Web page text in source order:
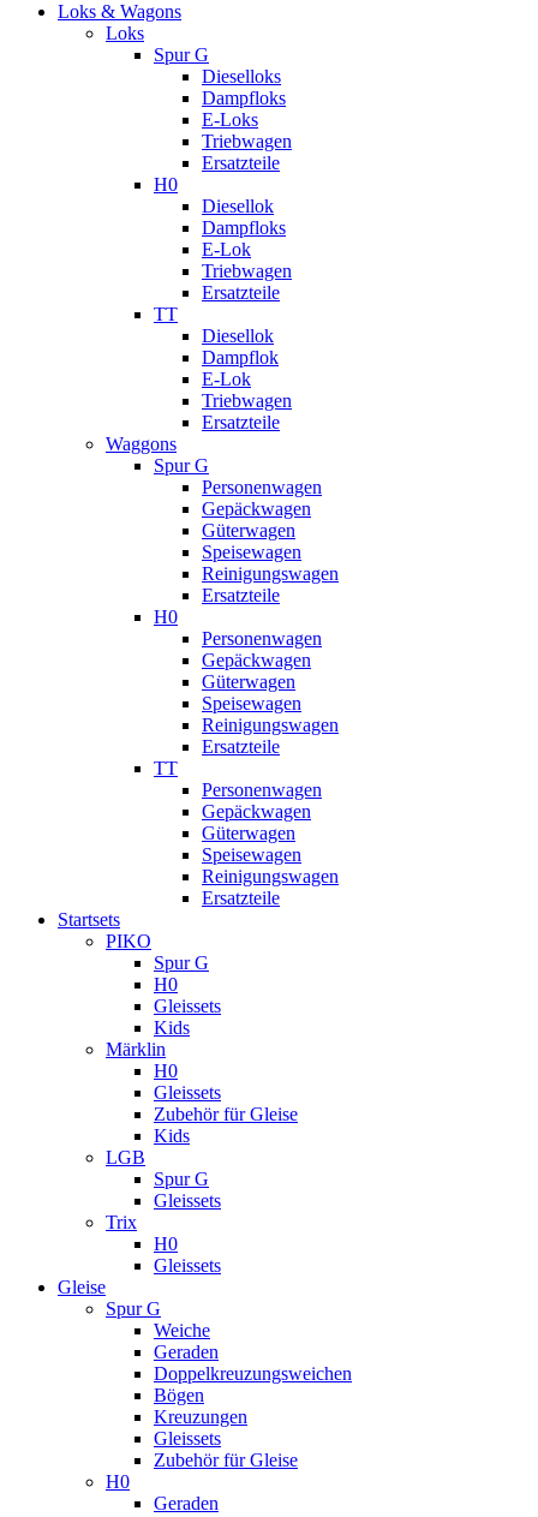
Loks & Wagons
Loks
Spur G
Dieselloks
Dampfloks
E-Loks
Triebwagen
Ersatzteile
H0
Diesellok
Dampfloks
E-Lok
Triebwagen
Ersatzteile
TT
Diesellok
Dampflok
E-Lok
Triebwagen
Ersatzteile
Waggons
Spur G
Personenwagen
Gepäckwagen
Güterwagen
Speisewagen
Reinigungswagen
Ersatzteile
H0
Personenwagen
Gepäckwagen
Güterwagen
Speisewagen
Reinigungswagen
Ersatzteile
TT
Personenwagen
Gepäckwagen
Güterwagen
Speisewagen
Reinigungswagen
Ersatzteile
Startsets
PIKO
Spur G
H0
Gleissets
Kids
Märklin
H0
Gleissets
Zubehör für Gleise
Kids
LGB
Spur G
Gleissets
Trix
H0
Gleissets
Gleise
Spur G
Weiche
Geraden
Doppelkreuzungsweichen
Bögen
Kreuzungen
Gleissets
Zubehör für Gleise
H0
Geraden